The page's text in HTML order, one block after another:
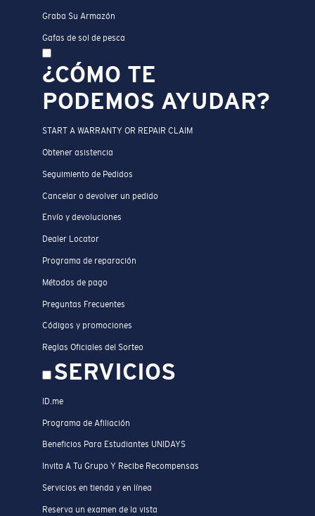
Graba Su Armazón
Gafas de sol de pesca
¿CÓMO TE
PODEMOS AYUDAR?
START A WARRANTY OR REPAIR CLAIM
Obtener asistencia
Seguimiento de Pedidos
Cancelar o devolver un pedido
Envío y devoluciones
Dealer Locator
Programa de reparación
Métodos de pago
Preguntas Frecuentes
Códigos y promociones
Reglas Oficiales del Sorteo
SERVICIOS
ID.me
Programa de Afiliación
Beneficios Para Estudiantes UNIDAYS
Invita A Tu Grupo Y Recibe Recompensas
Servicios en tienda y en línea
Reserva un examen de la vista